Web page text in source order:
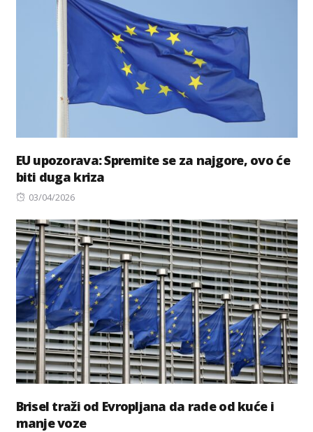
EU upozorava: Spremite se za najgore, ovo će
biti duga kriza
Posted
03/04/2026
Brisel traži od Evropljana da rade od kuće i
manje voze